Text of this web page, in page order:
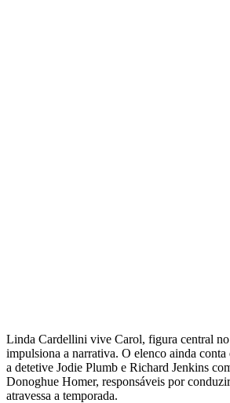
Linda Cardellini vive Carol, figura central
impulsiona a narrativa. O elenco ainda
a detetive Jodie Plumb e Richard Jenkins
Donoghue Homer, responsáveis por
atravessa a temporada.